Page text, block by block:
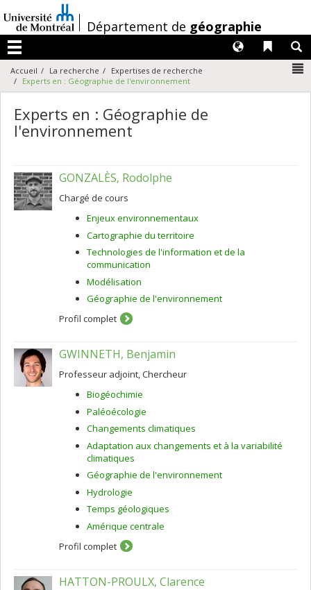
au
contenu
/Département de géographie
Menu
Liens
Langues
Accueil La recherche
Expertises de recherche
Experts en : Géographie de l'environnement
Experts en : Géographie de
l'environnement
GONZALÈS, Rodolphe
Chargé de cours
Enjeux environnementaux
Cartographie du territoire
Technologies de l'information et de la
communication
Modélisation
Géographie de l'environnement
Profil complet
GWINNETH, Benjamin
Professeur adjoint, Chercheur
Biogéochimie
Paléoécologie
Changements climatiques
Adaptation aux changements et à la variabilité
climatiques
Géographie de l'environnement
Hydrologie
Temps géologiques
Amérique centrale
Profil complet
HATTON-PROULX, Clarence